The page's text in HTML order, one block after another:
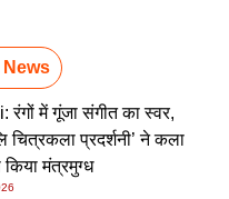
News
रंगों में गूंजा संगीत का स्वर,
चित्रकला प्रदर्शनी’ ने कला
किया मंत्रमुग्ध